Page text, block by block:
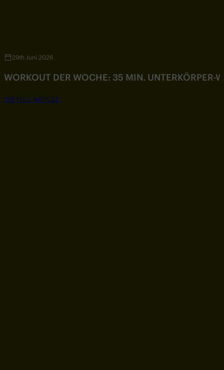
29th Juni 2026
WORKOUT DER WOCHE: 35 MIN. UNTERKÖRPER-
SEE FULL ARTICLE